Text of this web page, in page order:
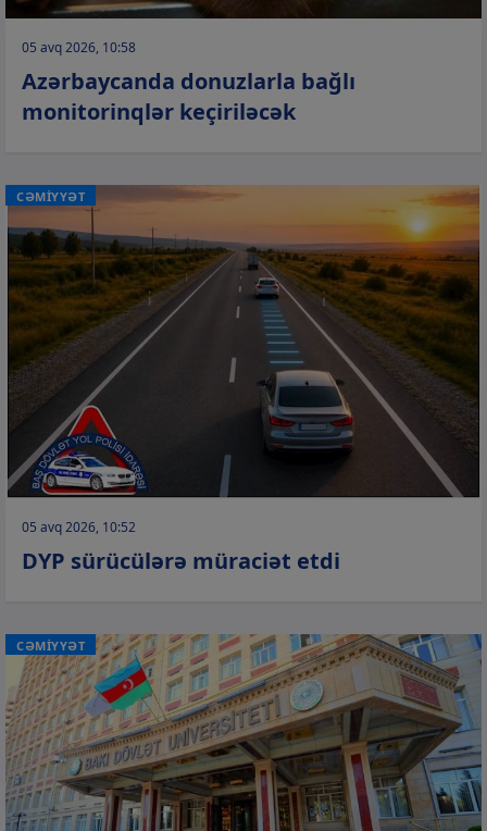
05 avq 2026, 10:58
Azərbaycanda donuzlarla bağlı
monitorinqlər keçiriləcək
CƏMİYYƏT
05 avq 2026, 10:52
DYP sürücülərə müraciət etdi
CƏMİYYƏT